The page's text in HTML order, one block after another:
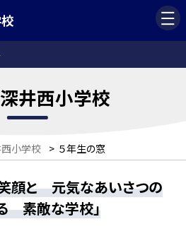
井西小学校
小学校 > ５年生の窓
顔と 元気なあいさつの
素敵な学校」